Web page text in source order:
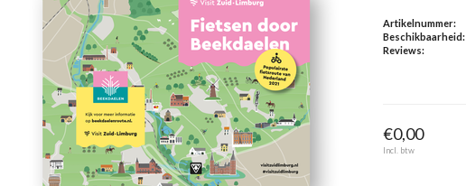
Artikelnummer:
Beschikbaarheid:
Reviews:
€0,00
Incl. btw